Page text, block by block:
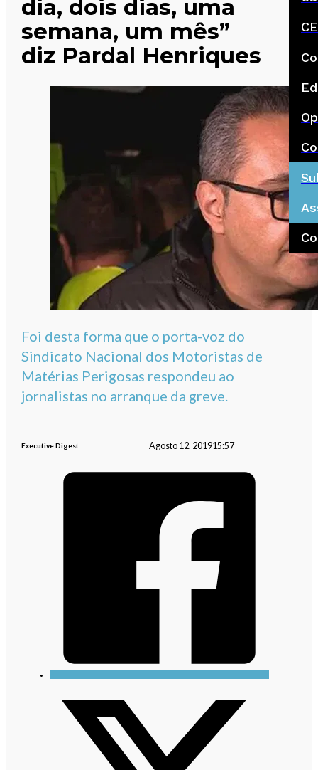
dia, dois dias, uma
semana, um mês”
diz Pardal Henriques
Foi desta forma que o porta-voz do
Sindicato Nacional dos Motoristas de
Matérias Perigosas respondeu ao
jornalistas no arranque da greve.
Executive Digest Agosto 12, 201915:57